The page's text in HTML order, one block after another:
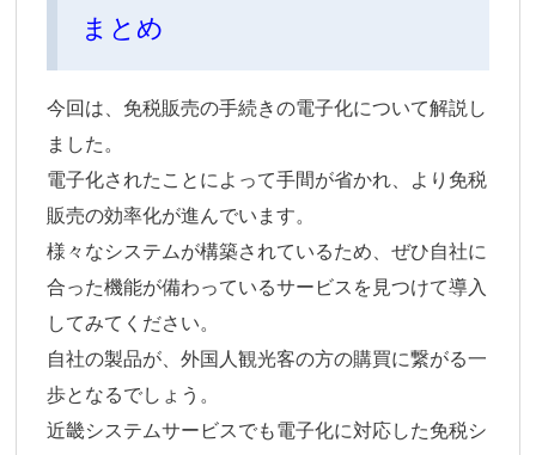
まとめ
今回は、免税販売の手続きの電子化について解説し
ました。
電子化されたことによって手間が省かれ、より免税
販売の効率化が進んでいます。
様々なシステムが構築されているため、ぜひ自社に
合った機能が備わっているサービスを見つけて導入
してみてください。
自社の製品が、外国人観光客の方の購買に繋がる一
歩となるでしょう。
近畿システムサービスでも電子化に対応した免税シ